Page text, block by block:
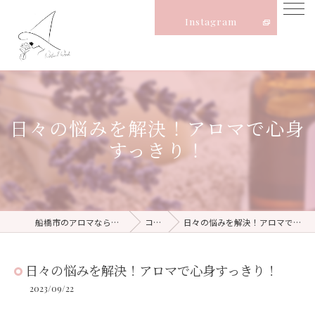
Instagram
日々の悩みを解決！アロマで心身
すっきり！
船橋市のアロマならNatural Witch コラム 日々の悩みを解決！アロマで心身すっきり！
日々の悩みを解決！アロマで心身すっきり！
2023/09/22